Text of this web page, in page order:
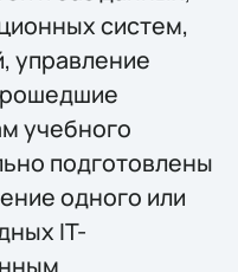
систем,
управление
учебного
подготовлены
одного или
IT-